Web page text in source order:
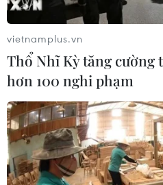
sinh tố giải nhiệt đầy
vietnamplus.vn
Thổ Nhĩ Kỳ tăng cường
hơn 100 nghi phạm